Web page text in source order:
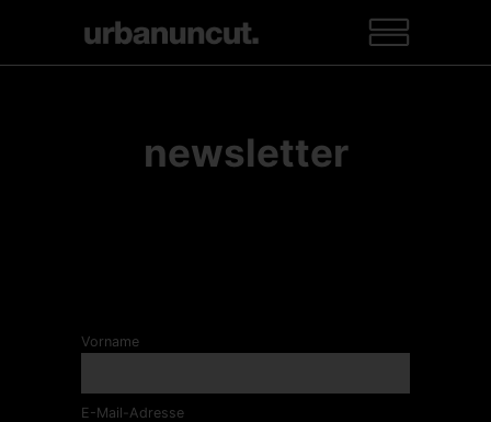
newsletter
Vorname
E-Mail-Adresse